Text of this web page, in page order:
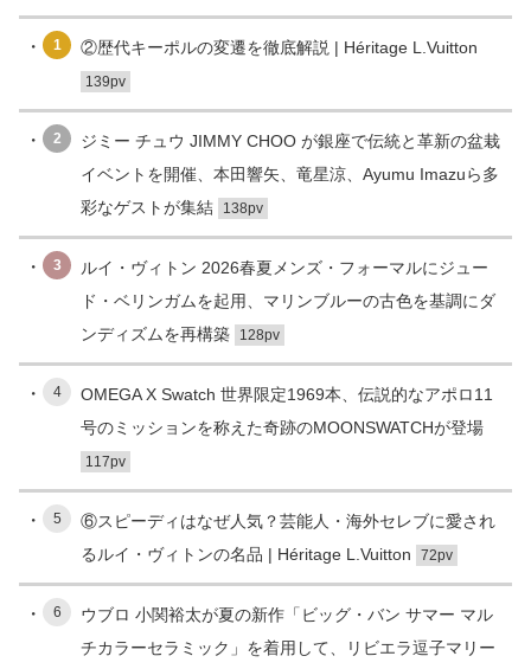
1 ②歴代キーポルの変遷を徹底解説 | Héritage L.Vuitton
139pv
2
ジミー チュウ JIMMY CHOO が銀座で伝統と革新の盆栽
イベントを開催、本田響矢、竜星涼、Ayumu Imazuら多
彩なゲストが集結
138pv
3
ルイ・ヴィトン 2026春夏メンズ・フォーマルにジュー
ド・ベリンガムを起用、マリンブルーの古色を基調にダ
ンディズムを再構築
128pv
4
OMEGA X Swatch 世界限定1969本、伝説的なアポロ11
号のミッションを称えた奇跡のMOONSWATCHが登場
117pv
5
⑥スピーディはなぜ人気？芸能人・海外セレブに愛され
るルイ・ヴィトンの名品 | Héritage L.Vuitton
72pv
6
ウブロ 小関裕太が夏の新作「ビッグ・バン サマー マル
チカラーセラミック」を着用して、リビエラ逗子マリー